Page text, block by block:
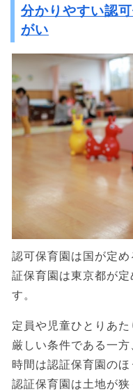
分かりやすい認
がい
認可保育園は国が定
証保育園は東京都が
す。
定員や児童ひとりあ
厳しい条件である一
時間は認証保育園のほ
認証保育園は土地が